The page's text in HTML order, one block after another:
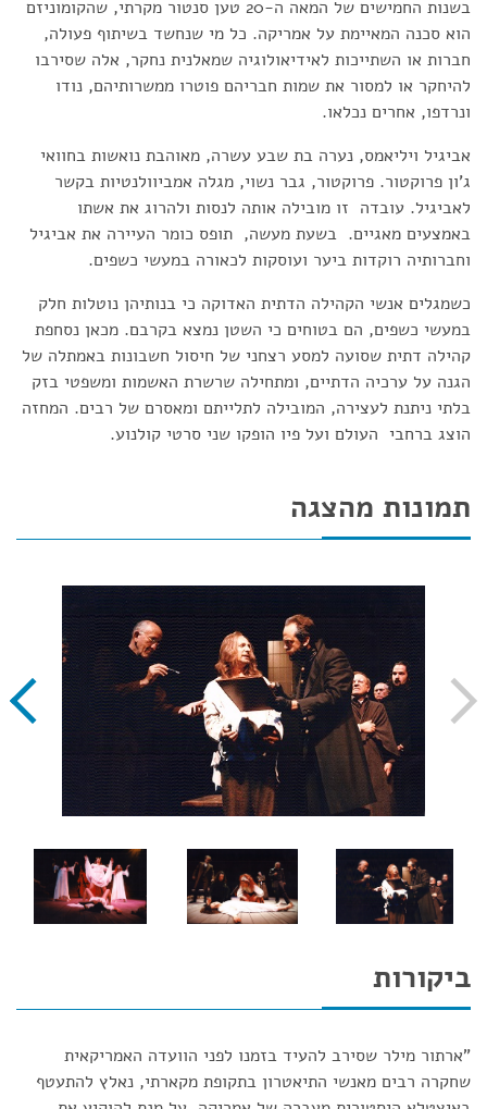
בשנות החמישים של המאה ה-20 טען סנטור מקרתי, שהקומוניזם
הוא סכנה המאיימת על אמריקה. כל מי שנחשד בשיתוף פעולה,
חברות או השתייכות לאידיאולוגיה שמאלנית נחקר, אלה שסירבו
להיחקר או למסור את שמות חבריהם פוטרו ממשרותיהם, נודו
ונרדפו, אחרים נכלאו.
אביגיל ויליאמס, נערה בת שבע עשרה, מאוהבת נואשות בחוואי
ג'ון פרוקטור. פרוקטור, גבר נשוי, מגלה אמביוולנטיות בקשר
לאביגיל. עובדה זו מובילה אותה לנסות ולהרוג את אשתו
באמצעים מאגיים. בשעת מעשה, תופס כומר העיירה את אביגיל
וחברותיה רוקדות ביער ועוסקות לכאורה במעשי כשפים.
כשמגלים אנשי הקהילה הדתית האדוקה כי בנותיהן נוטלות חלק
במעשי כשפים, הם בטוחים כי השטן נמצא בקרבם. מכאן נסחפת
קהילה דתית שסועה למסע רצחני של חיסול חשבונות באמתלה של
הגנה על ערכיה הדתיים, ומתחילה שרשרת האשמות ומשפטי בזק
בלתי ניתנת לעצירה, המובילה לתלייתם ומאסרם של רבים. המחזה
הוצג ברחבי העולם ועל פיו הופקו שני סרטי קולנוע.
תמונות מהצגה
ביקורות
"ארתור מילר שסירב להעיד בזמנו לפני הוועדה האמריקאית
שחקרה רבים מאנשי התיאטרון בתקופת מקארתי, נאלץ להתעטף